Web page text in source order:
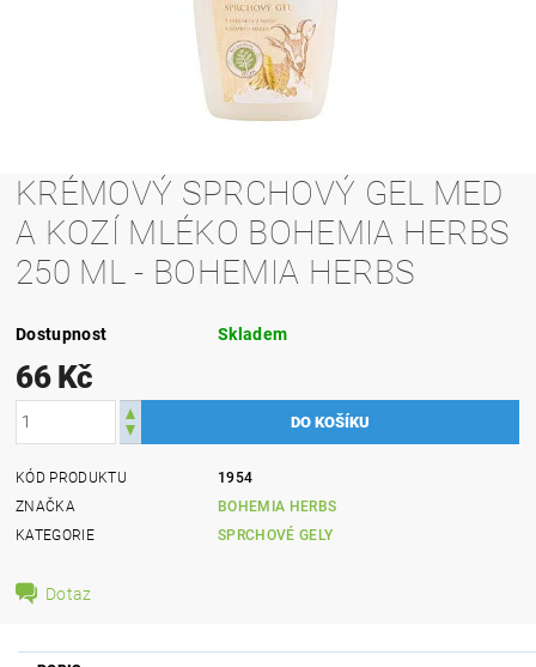
KRÉMOVÝ SPRCHOVÝ GEL MED
A KOZÍ MLÉKO BOHEMIA HERBS
250 ML - BOHEMIA HERBS
Dostupnost Skladem
66 Kč
KÓD PRODUKTU
1954
ZNAČKA
BOHEMIA HERBS
KATEGORIE
SPRCHOVÉ GELY
Dotaz